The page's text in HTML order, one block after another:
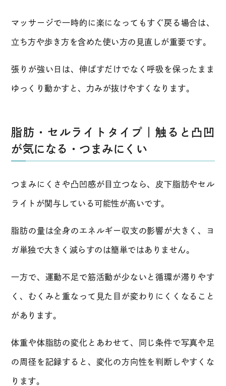
マッサージで一時的に楽になってもすぐ戻る場合は、
立ち方や歩き方を含めた使い方の見直しが重要です。
張りが強い日は、伸ばすだけでなく呼吸を保ったまま
ゆっくり動かすと、力みが抜けやすくなります。
脂肪・セルライトタイプ｜触ると凸凹
が気になる・つまみにくい
つまみにくさや凸凹感が目立つなら、皮下脂肪やセル
ライトが関与している可能性が高いです。
脂肪の量は全身のエネルギー収支の影響が大きく、ヨ
ガ単独で大きく減らすのは簡単ではありません。
一方で、運動不足で筋活動が少ないと循環が滞りやす
く、むくみと重なって見た目が変わりにくくなること
があります。
体重や体脂肪の変化とあわせて、同じ条件で写真や足
の周径を記録すると、変化の方向性を判断しやすくな
ります。